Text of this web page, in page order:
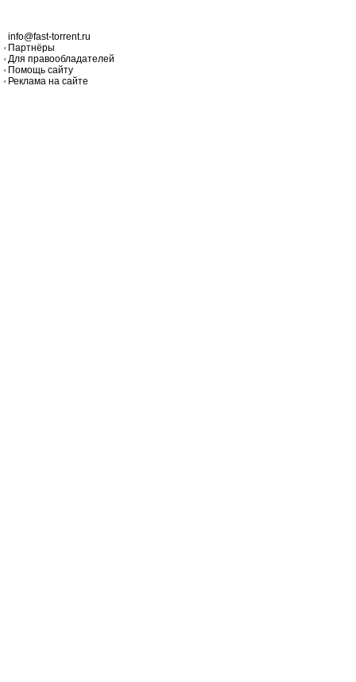
info@fast-torrent.ru
Партнёры
Для правообладателей
Помощь сайту
Реклама на сайте